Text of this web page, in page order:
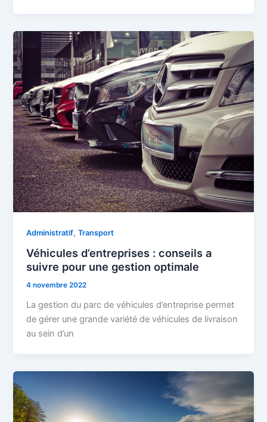
Administratif,Transport
Véhicules d’entreprises : conseils a
suivre pour une gestion optimale
4 novembre 2022
La gestion du parc de véhicules d’entreprise permet
de gérer une grande variété de véhicules de livraison
au sein d’un